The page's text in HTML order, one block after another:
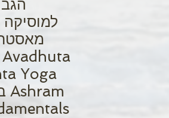
למוסיקה
מאסטר
Yoga
Ashram בניו-יורק